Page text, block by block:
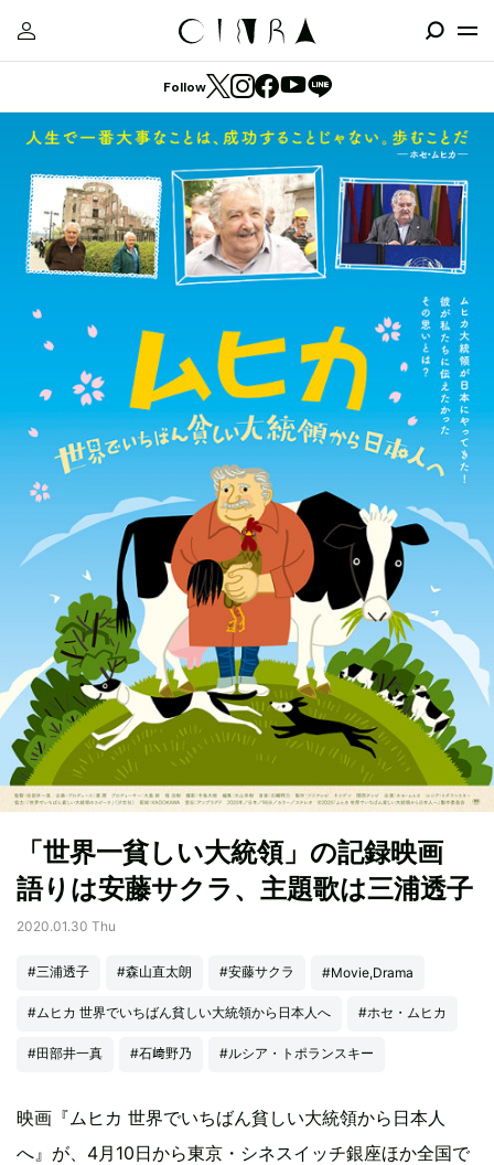
Follow
「世界一貧しい大統領」の記録映画
語りは安藤サクラ、主題歌は三浦透子
2020.01.30 Thu
#三浦透子 #森山直太朗 #安藤サクラ #Movie,Drama
#ムヒカ 世界でいちばん貧しい大統領から日本人へ #ホセ・ムヒカ
#田部井一真 #石﨑野乃 #ルシア・トポランスキー
映画『ムヒカ 世界でいちばん貧しい大統領から日本人
へ』が、4月10日から東京・シネスイッチ銀座ほか全国で